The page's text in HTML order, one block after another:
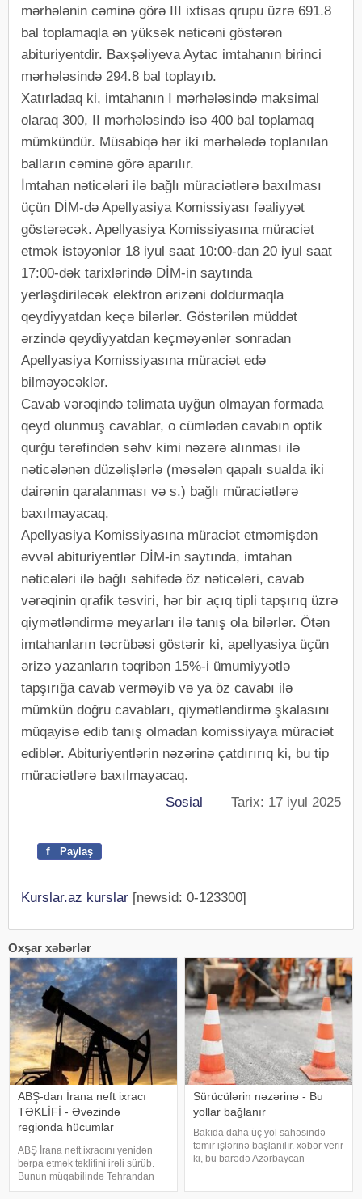
mərhələnin cəminə görə III ixtisas qrupu üzrə 691.8
bal toplamaqla ən yüksək nəticəni göstərən
abituriyentdir. Baxşəliyeva Aytac imtahanın birinci
mərhələsində 294.8 bal toplayıb.
Xatırladaq ki, imtahanın I mərhələsində maksimal
olaraq 300, II mərhələsində isə 400 bal toplamaq
mümkündür. Müsabiqə hər iki mərhələdə toplanılan
balların cəminə görə aparılır.
İmtahan nəticələri ilə bağlı müraciətlərə baxılması
üçün DİM-də Apellyasiya Komissiyası fəaliyyət
göstərəcək. Apellyasiya Komissiyasına müraciət
etmək istəyənlər 18 iyul saat 10:00-dan 20 iyul saat
17:00-dək tarixlərində DİM-in saytında
yerləşdiriləcək elektron ərizəni doldurmaqla
qeydiyyatdan keçə bilərlər. Göstərilən müddət
ərzində qeydiyyatdan keçməyənlər sonradan
Apellyasiya Komissiyasına müraciət edə
bilməyəcəklər.
Cavab vərəqində təlimata uyğun olmayan formada
qeyd olunmuş cavablar, o cümlədən cavabın optik
qurğu tərəfindən səhv kimi nəzərə alınması ilə
nəticələnən düzəlişlərlə (məsələn qapalı sualda iki
dairənin qaralanması və s.) bağlı müraciətlərə
baxılmayacaq.
Apellyasiya Komissiyasına müraciət etməmişdən
əvvəl abituriyentlər DİM-in saytında, imtahan
nəticələri ilə bağlı səhifədə öz nəticələri, cavab
vərəqinin qrafik təsviri, hər bir açıq tipli tapşırıq üzrə
qiymətləndirmə meyarları ilə tanış ola bilərlər. Ötən
imtahanların təcrübəsi göstərir ki, apellyasiya üçün
ərizə yazanların təqribən 15%-i ümumiyyətlə
tapşırığa cavab verməyib və ya öz cavabı ilə
mümkün doğru cavabları, qiymətləndirmə şkalasını
müqayisə edib tanış olmadan komissiyaya müraciət
ediblər. Abituriyentlərin nəzərinə çatdırırıq ki, bu tip
müraciətlərə baxılmayacaq.
Sosial Tarix: 17 iyul 2025
f Paylaş
Kurslar.az kurslar [newsid: 0-123300]
Oxşar xəbərlər
ABŞ-dan İrana neft ixracı
TƏKLİFİ - Əvəzində
regionda hücumlar
dayandırılmalıdır
ABŞ İrana neft ixracını yenidən
bərpa etmək təklifini irəli sürüb.
Bunun müqabilində Tehrandan
regionda hücumları dayandırmaq
Sürücülərin nəzərinə - Bu
yollar bağlanır
Bakıda daha üç yol sahəsində
təmir işlərinə başlanılır. xəbər verir
ki, bu barədə Azərbaycan